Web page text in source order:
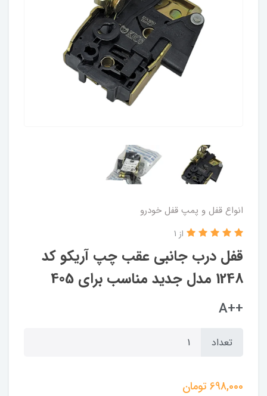
انواع قفل و پمپ قفل خودرو
قفل درب جانبی عقب چپ آریکو کد
1248 مدل جدید مناسب برای 405
از 1
++A
تعداد
698,000تومان